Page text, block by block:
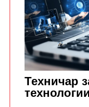
Техничар